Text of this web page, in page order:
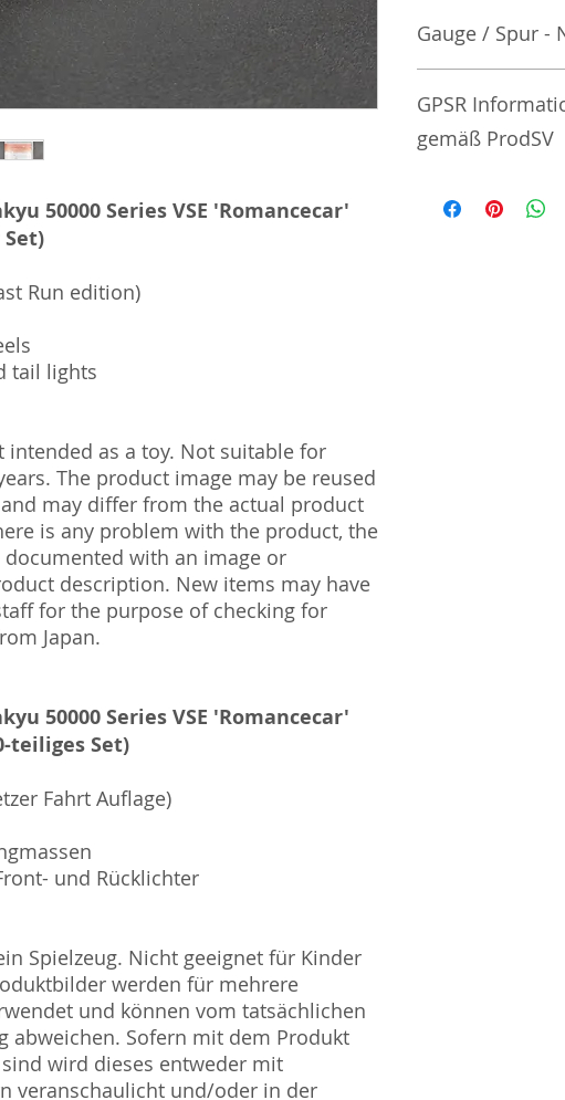
50000 Series VSE 'Romancecar'
Set)
Run edition)
tail lights
intended as a toy. Not suitable for
The product image may be reused
may differ from the actual product
is any problem with the product, the
with an image or
description. New items may have
for the purpose of checking for
Japan.
50000 Series VSE 'Romancecar'
teiliges Set)
Fahrt Auflage)
und Rücklichter
Spielzeug. Nicht geeignet für Kinder
werden für mehrere
und können vom tatsächlichen
abweichen. Sofern mit dem Produkt
wird dieses entweder mit
veranschaulicht und/oder in der
Gauge / Spur -
GPSR
gemäß ProdSV
Manufacturer /